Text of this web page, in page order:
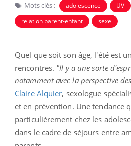
Mots clés : adolescence UV
relation parent-enfant
sexe
Quel que soit son âge, l'été est
rencontres. "Il y a une sorte
notamment avec la perspective
Claire Alquier, sexologue
et en prévention. Une tendance
particulièrement chez les
dans le cadre de séjours entre